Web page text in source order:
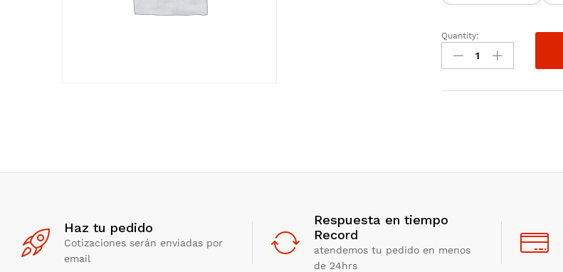
TÉRMICO
NARANJA
15"
Quantity:
Haz tu pedido
Cotizaciones serán enviadas por
email
Respuesta en tiempo
Record
atendemos tu pedido en menos
de 24hrs